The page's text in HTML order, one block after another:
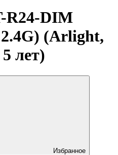
R24-DIM
(Arlight,
лет)
Избранное